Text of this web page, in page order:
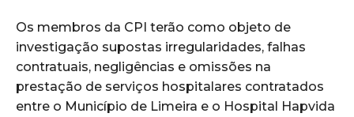
Os membros da CPI terão como objeto de
investigação supostas irregularidades, falhas
contratuais, negligências e omissões na
prestação de serviços hospitalares contratados
entre o Município de Limeira e o Hospital Hapvida